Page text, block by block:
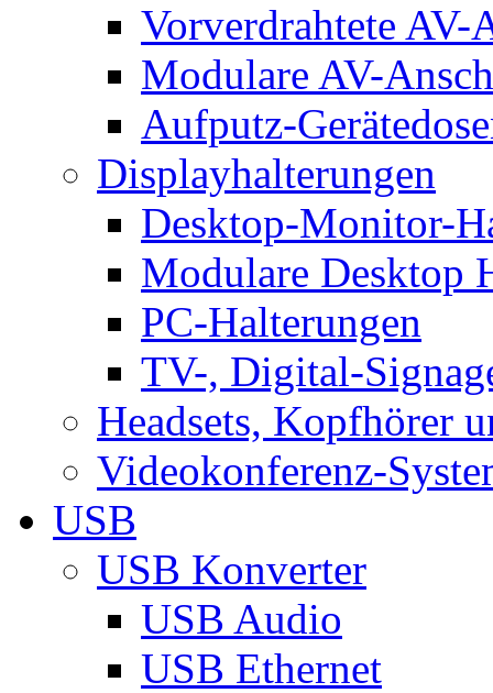
Vorverdrahtete AV-
Modulare AV-
Aufputz-
Displayhalterungen
Desktop-Monitor-
Modulare Desktop
PC-Halterungen
TV-, Digital-
Headsets, Kopfhörer
Videokonferenz-
USB
USB Konverter
USB Audio
USB Ethernet